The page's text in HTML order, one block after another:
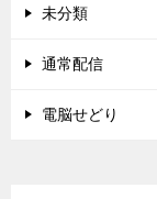
未分類
通常配信
電脳せどり